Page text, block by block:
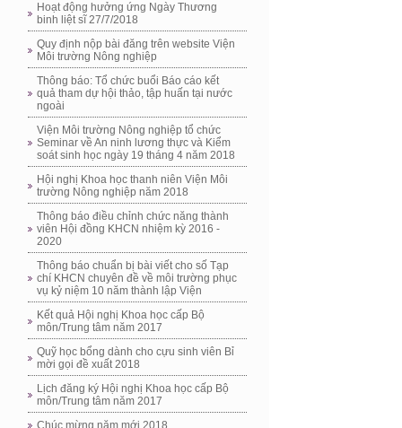
Hoạt động hưởng ứng Ngày Thương
binh liệt sĩ 27/7/2018
Quy định nộp bài đăng trên website Viện
Môi trường Nông nghiệp
Thông báo: Tổ chức buổi Báo cáo kết
quả tham dự hội thảo, tập huấn tại nước
ngoài
Viện Môi trường Nông nghiệp tổ chức
Seminar về An ninh lương thực và Kiểm
soát sinh học ngày 19 tháng 4 năm 2018
Hội nghị Khoa học thanh niên Viện Môi
trường Nông nghiệp năm 2018
Thông báo điều chỉnh chức năng thành
viên Hội đồng KHCN nhiệm kỳ 2016 -
2020
Thông báo chuẩn bị bài viết cho số Tạp
chí KHCN chuyên đề về môi trường phục
vụ kỷ niệm 10 năm thành lập Viện
Kết quả Hội nghị Khoa học cấp Bộ
môn/Trung tâm năm 2017
Quỹ học bổng dành cho cựu sinh viên Bỉ
mời gọi đề xuất 2018
Lịch đăng ký Hội nghị Khoa học cấp Bộ
môn/Trung tâm năm 2017
Chúc mừng năm mới 2018